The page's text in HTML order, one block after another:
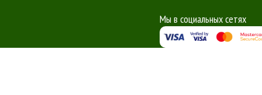
Мы в социальных сетях